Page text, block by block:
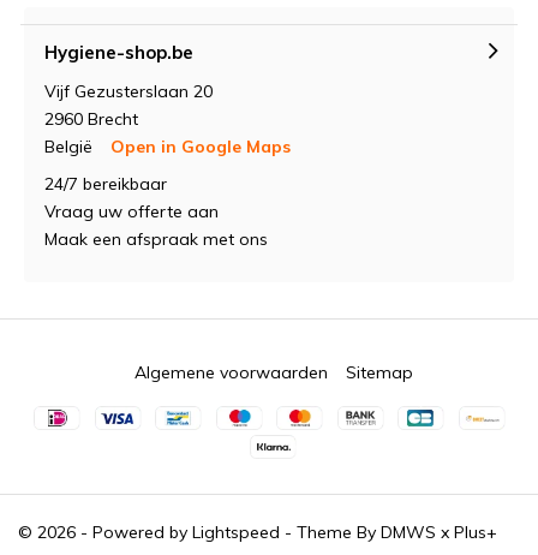
Hygiene-shop.be
Vijf Gezusterslaan 20
2960 Brecht
België
Open in Google Maps
24/7 bereikbaar
Vraag uw offerte aan
Maak een afspraak met ons
© 2026 - Powered by Lightspeed - Theme By DMWS x Plus+
Algemene voorwaarden Sitemap